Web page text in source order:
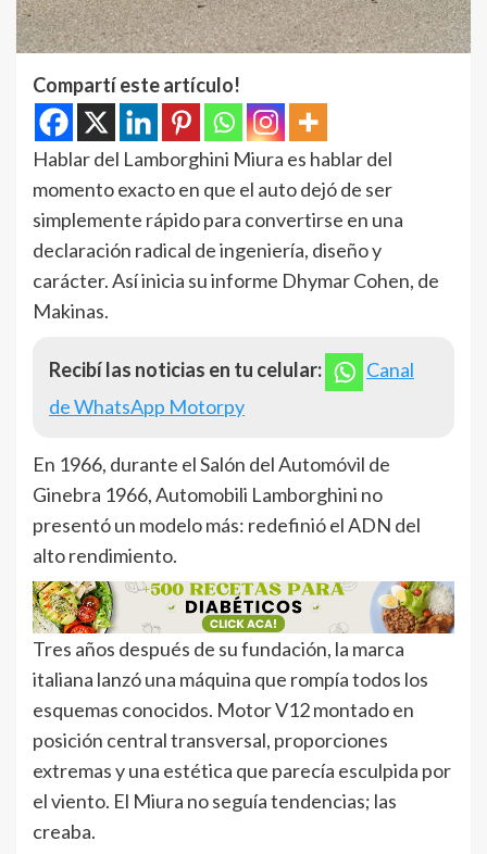
Compartí este artículo!
Hablar del Lamborghini Miura es hablar del
momento exacto en que el auto dejó de ser
simplemente rápido para convertirse en una
declaración radical de ingeniería, diseño y
carácter. Así inicia su informe Dhymar Cohen, de
Makinas.
Recibí las noticias en tu celular:
Canal
de WhatsApp Motorpy
En 1966, durante el Salón del Automóvil de
Ginebra 1966, Automobili Lamborghini no
presentó un modelo más: redefinió el ADN del
alto rendimiento.
Tres años después de su fundación, la marca
italiana lanzó una máquina que rompía todos los
esquemas conocidos. Motor V12 montado en
posición central transversal, proporciones
extremas y una estética que parecía esculpida por
el viento. El Miura no seguía tendencias; las
creaba.